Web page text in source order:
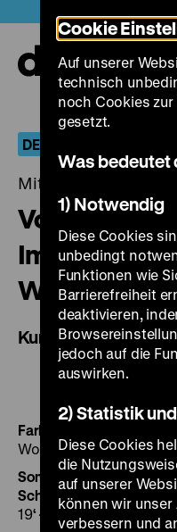
zum
Seiteninhalt
springen
DEFA in Farbe
Mittwoch, 19. März
Von AGFA zu
Imagefilme
Wolfen
Kurzfilmprogramm
Farbig durch Agfacolor
Wolfen, 12‘ · 16 mm
Sommer, Sonne, AK 8.
SchmalfilmfreundeDDR
19‘· DCP
Cookie
Auf unserer
technisch
noch Cookies
gesetzt.
Was bedeutet
1) Notwendig
Diese Cookies
unbedingt
Funktionen wie
Barrierefreiheit
deaktivieren,
jedoch auf die
auswirken.
2) Statistik
Diese Cookies
die
auf unserer
können wir
verbessern und